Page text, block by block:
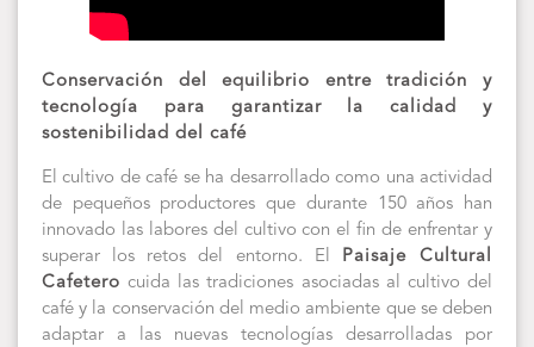
Conservación del equilibrio entre tradición y
tecnología para garantizar la calidad y
sostenibilidad del café
El cultivo de café se ha desarrollado como una actividad
de pequeños productores que durante 150 años han
innovado las labores del cultivo con el fin de enfrentar y
superar los retos del entorno. El
Paisaje Cultural
Cafetero cuida las tradiciones asociadas al cultivo del
café y la conservación del medio ambiente que se deben
adaptar a las nuevas tecnologías desarrolladas por